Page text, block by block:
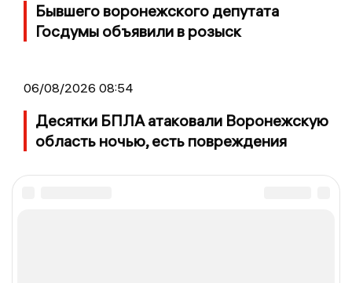
Бывшего воронежского депутата
Госдумы объявили в розыск
06/08/2026 08:54
Десятки БПЛА атаковали Воронежскую
область ночью, есть повреждения